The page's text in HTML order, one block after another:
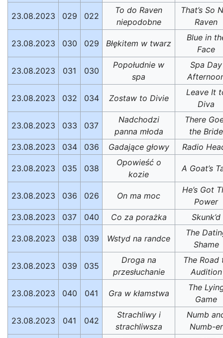
23.08.2023 029 022
To do Raven
niepodobne
That’s So
Raven
23.08.2023 030 029 Błękitem w twarz
Blue in
Face
23.08.2023 031 030
Popołudnie w
spa
Spa Day
23.08.2023 032 034 Zostaw to Divie
Leave It
Diva
23.08.2023 033 037
Nadchodzi
panna młoda
There
the Bride
23.08.2023
034 036 Gadające głowy Radio
23.08.2023 035 038
Opowieść o
kozie
A Goat’s
23.08.2023 036 026 On ma moc
He’s Got
Power
23.08.2023
037 040 Co za porażka Skunk’d
23.08.2023 038 039 Wstyd na randce
The
Shame
23.08.2023 039 035
Droga na
przesłuchanie
The Road
Audition
23.08.2023 040 041 Gra w kłamstwa
The
Game
23.08.2023 041 042
Strachliwy i
strachliwsza
Numb
Numb-er